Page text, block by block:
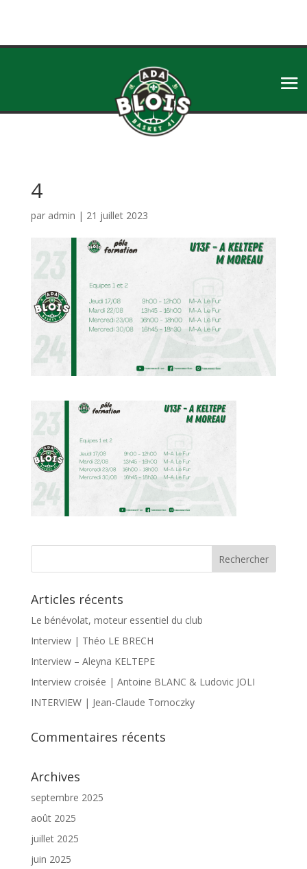
4
par admin | 21 juillet 2023
Articles récents
Le bénévolat, moteur essentiel du club
Interview | Théo LE BRECH
Interview – Aleyna KELTEPE
Interview croisée | Antoine BLANC & Ludovic JOLI
INTERVIEW | Jean-Claude Tornoczky
Commentaires récents
Archives
septembre 2025
août 2025
juillet 2025
juin 2025